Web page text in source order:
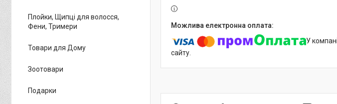
У
сайту.
Плойки, Щипці для волосся,
Фени, Тримери
Товари для Дому
Зоотовари
Подарки